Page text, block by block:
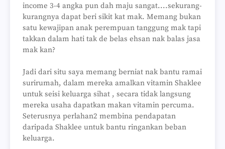
income 3-4 angka pun dah maju sangat....sekurang-
kurangnya dapat beri sikit kat mak. Memang bukan
satu kewajipan anak perempuan tanggung mak tapi
takkan dalam hati tak de belas ehsan nak balas jasa
mak kan?
Jadi dari situ saya memang berniat nak bantu ramai
surirumah, dalam mereka amalkan vitamin Shaklee
untuk seisi keluarga sihat , secara tidak langsung
mereka usaha dapatkan makan vitamin percuma.
Seterusnya perlahan2 membina pendapatan
daripada Shaklee untuk bantu ringankan beban
keluarga.